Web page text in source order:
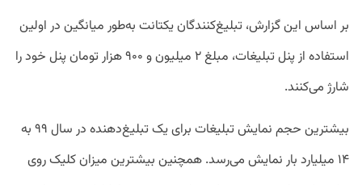
بر اساس این گزارش، تبلیغ‌کنندگان یکتانت به‌طور میانگین در اولین
استفاده از پنل تبلیغات، مبلغ ۲ میلیون و ۹۰۰ هزار تومان پنل خود را
شارژ می‌کنند.
بیشترین حجم نمایش تبلیغات برای یک تبلیغ‌دهنده در سال ۹۹ به
۱۴ میلیارد بار نمایش می‌رسد. همچنین بیشترین میزان کلیک روی